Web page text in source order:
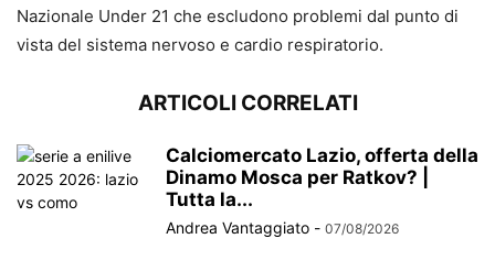
Nazionale Under 21 che escludono problemi dal punto di
vista del sistema nervoso e cardio respiratorio.
ARTICOLI CORRELATI
Calciomercato Lazio, offerta della
Dinamo Mosca per Ratkov? |
Tutta la...
Andrea Vantaggiato - 07/08/2026